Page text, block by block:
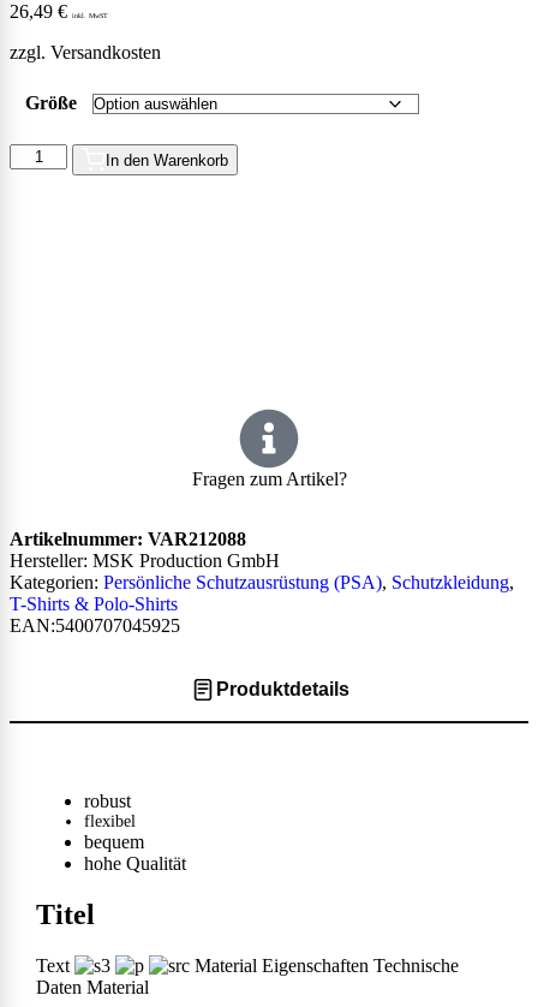
26,49 € inkl. MwST
zzgl. Versandkosten
Größe
In den Warenkorb
Fragen zum Artikel?
Artikelnummer: VAR212088
Kategorien: Persönliche Schutzausrüstung (PSA), Schutzkleidung,
T-Shirts & Polo-Shirts
Hersteller: MSK Production GmbH
EAN:5400707045925
Produktdetails
robust
flexibel
bequem
hohe Qualität
Titel
Text
Material Eigenschaften Technische
Daten Material